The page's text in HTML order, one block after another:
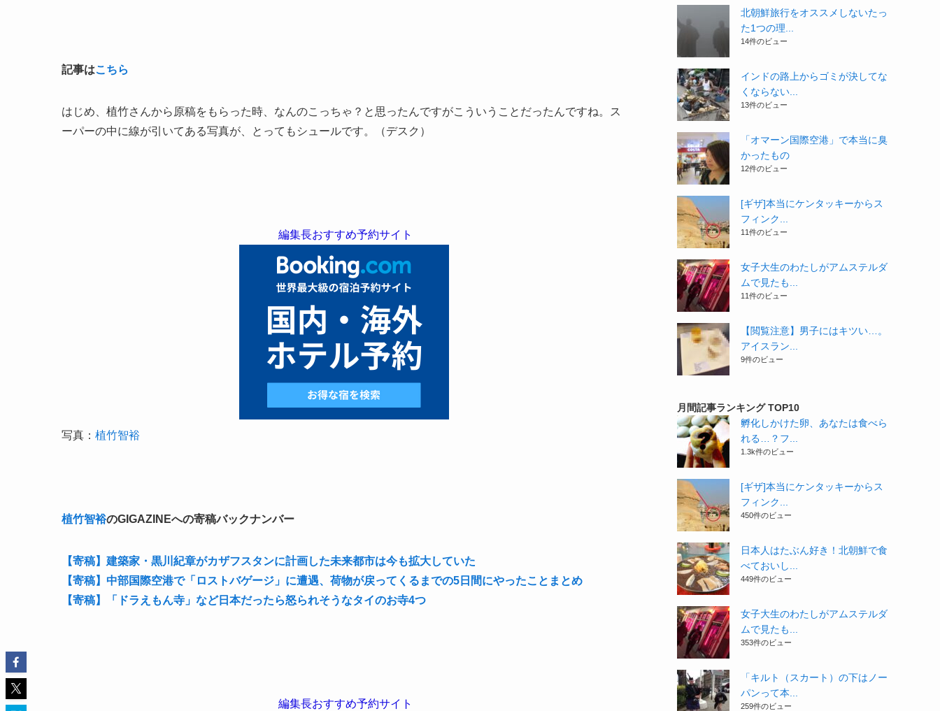
記事はこちら
はじめ、植竹さんから原稿をもらった時、なんのこっちゃ？と思ったんですがこういうことだったんですね。ス
ーパーの中に線が引いてある写真が、とってもシュールです。（デスク）
編集長おすすめ予約サイト
写真： 植竹智裕
植竹智裕のGIGAZINEへの寄稿バックナンバー
【寄稿】建築家・黒川紀章がカザフスタンに計画した未来都市は今も拡大していた
【寄稿】中部国際空港で「ロストバゲージ」に遭遇、荷物が戻ってくるまでの5日間にやったことまとめ
【寄稿】「ドラえもん寺」など日本だったら怒られそうなタイのお寺4つ
編集長おすすめ予約サイト
北朝鮮旅行をオススメしないたっ
た1つの理...
14件のビュー
インドの路上からゴミが決してな
くならない...
13件のビュー
「オマーン国際空港」で本当に臭
かったもの
12件のビュー
[ギザ]本当にケンタッキーからス
フィンク...
11件のビュー
女子大生のわたしがアムステルダ
ムで見たも...
11件のビュー
【閲覧注意】男子にはキツい…。
アイスラン...
9件のビュー
月間記事ランキング TOP10
孵化しかけた卵、あなたは食べら
れる…？フ...
1.3k件のビュー
[ギザ]本当にケンタッキーからス
フィンク...
450件のビュー
日本人はたぶん好き！北朝鮮で食
べておいし...
449件のビュー
女子大生のわたしがアムステルダ
ムで見たも...
353件のビュー
「キルト（スカート）の下はノー
パンって本...
259件のビュー